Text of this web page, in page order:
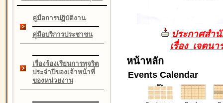
คู่มือการปฏิบัติงาน
คู่มือบริการประชาชน
เรื่องร้องเรียนการทุจริต
ประจำปีของเจ้าหน้าที่
ของหน่วยงาน
ประกาศสำ
เรื่อง เจตน
หน้าหลัก
Events Calendar